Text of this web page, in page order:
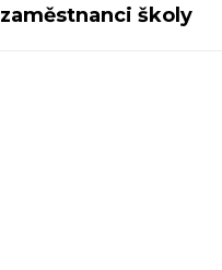
zaměstnanci školy